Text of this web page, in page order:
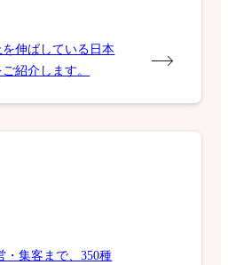
伸ばしている日本
紹介します。
・集客まで、350種